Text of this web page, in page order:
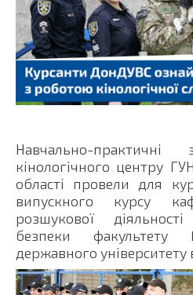
Навчально-
кінологічного центру
області провели для
випускного курсу
розшукової
безпеки
державного університету